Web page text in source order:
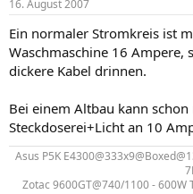
16. August 2007
Ein normaler Stromkreis ist
Waschmaschine 16 Ampere,
dickere Kabel drinnen.
Bei einem Altbau kann
Steckdoserei+Licht an 10
Asus P5K
Zotac 9600GT@740/1100 - 600W